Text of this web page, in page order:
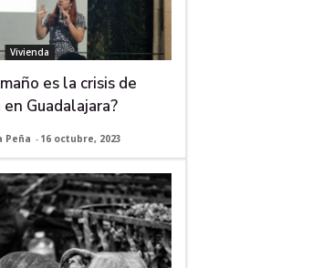
Vivienda
es la crisis de
Guadalajara?
Peña - 16 octubre, 2023